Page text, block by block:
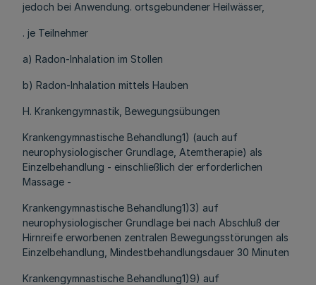
jedoch bei Anwendung. ortsgebundener Heilwässer,
. je Teilnehmer
a) Radon-Inhalation im Stollen
b) Radon-Inhalation mittels Hauben
H. Krankengymnastik, Bewegungsübungen
Krankengymnastische Behandlung1) (auch auf
neurophysiologischer Grundlage, Atemtherapie) als
Einzelbehandlung - einschließlich der erforderlichen
Massage -
Krankengymnastische Behandlung1)3) auf
neurophysiologischer Grundlage bei nach Abschluß der
Hirnreife erworbenen zentralen Bewegungsstörungen als
Einzelbehandlung, Mindestbehandlungsdauer 30 Minuten
Krankengymnastische Behandlung1)9) auf